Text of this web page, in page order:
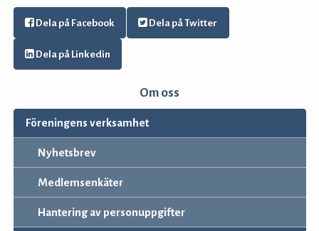
Dela på Facebook Dela på Twitter
Dela på Linkedin
Om oss
Föreningens verksamhet
Nyhetsbrev
Medlemsenkäter
Hantering av personuppgifter